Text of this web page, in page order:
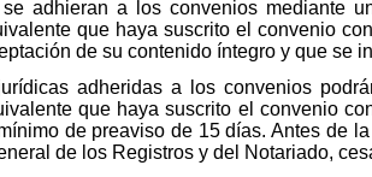
adhieran a los convenios mediante
que haya suscrito el convenio
de su contenido íntegro y que se
adheridas a los convenios
que haya suscrito el convenio
de preaviso de 15 días. Antes de
de los Registros y del Notariado,